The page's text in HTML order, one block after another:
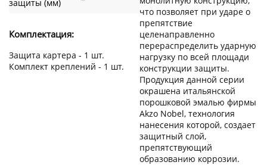
защиты (мм)
Комплектация:
Защита картера - 1 шт.
Комплект креплений - 1 шт.
что позволяет при ударе о
препятствие
целенаправленно
перераспределить ударную
нагрузку по всей площади
конструкции защиты.
Продукция данной серии
окрашена итальянской
порошковой эмалью фирмы
Akzo Nobel, технология
нанесения которой, создает
защитный слой,
препятствующий
образованию коррозии.